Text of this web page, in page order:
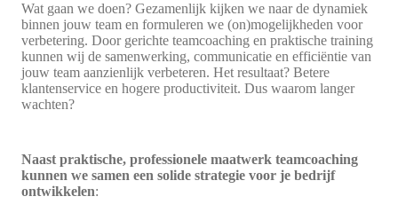
Wat gaan we doen? Gezamenlijk kijken we naar de dynamiek
binnen jouw team en formuleren we (on)mogelijkheden voor
verbetering. Door gerichte teamcoaching en praktische training
kunnen wij de samenwerking, communicatie en efficiëntie van
jouw team aanzienlijk verbeteren. Het resultaat? Betere
klantenservice en hogere productiviteit. Dus waarom langer
wachten?
Naast praktische, professionele maatwerk teamcoaching
kunnen we samen een solide strategie voor je bedrijf
ontwikkelen: